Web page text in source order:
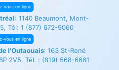
vous en ligne
: 1140 Beaumont, Mont-
Tél: 1 (877) 672-9060
vous en ligne
l'Outaouais: 163 St-René
2V5, Tél. : (819) 568-6661